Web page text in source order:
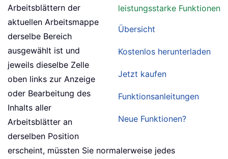
leistungsstarke Funktionen
Übersicht
Kostenlos herunterladen
Jetzt kaufen
Funktionsanleitungen
Neue Funktionen?
Arbeitsblättern der
aktuellen Arbeitsmappe
derselbe Bereich
ausgewählt ist und
jeweils dieselbe Zelle
oben links zur Anzeige
oder Bearbeitung des
Inhalts aller
Arbeitsblätter an
derselben Position
erscheint, müssten Sie normalerweise jedes